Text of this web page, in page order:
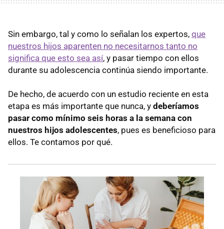
Sin embargo, tal y como lo señalan los expertos, que
nuestros hijos aparenten no necesitarnos tanto no
significa que esto sea así, y pasar tiempo con ellos
durante su adolescencia continúa siendo importante.
De hecho, de acuerdo con un estudio reciente en esta
etapa es más importante que nunca, y deberíamos
pasar como mínimo seis horas a la semana con
nuestros hijos adolescentes, pues es beneficioso para
ellos. Te contamos por qué.